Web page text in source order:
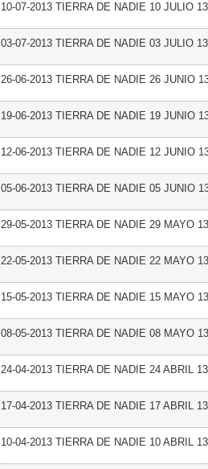
10-07-2013 TIERRA DE NADIE 10 JULIO 13
03-07-2013 TIERRA DE NADIE 03 JULIO 13
26-06-2013 TIERRA DE NADIE 26 JUNIO
19-06-2013 TIERRA DE NADIE 19 JUNIO
12-06-2013 TIERRA DE NADIE 12 JUNIO
05-06-2013 TIERRA DE NADIE 05 JUNIO
29-05-2013 TIERRA DE NADIE 29 MAYO 13
22-05-2013 TIERRA DE NADIE 22 MAYO 13
15-05-2013 TIERRA DE NADIE 15 MAYO 13
08-05-2013 TIERRA DE NADIE 08 MAYO 13
24-04-2013 TIERRA DE NADIE 24 ABRIL 13
17-04-2013 TIERRA DE NADIE 17 ABRIL 13
10-04-2013 TIERRA DE NADIE 10 ABRIL 13